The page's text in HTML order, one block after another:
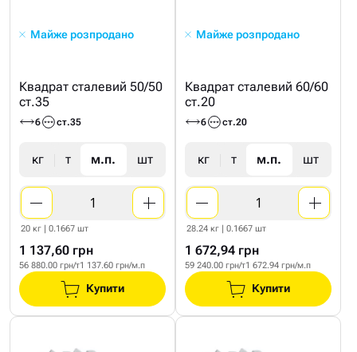
Майже розпродано
Квадрат сталевий 50/50
ст.35
6 ст.35
кг т м.п. шт
20 кг | 0.1667 шт
1 137,60 грн
56 880.00 грн/т1 137.60 грн/м.п
Купити
Майже розпродано
Квадрат сталевий 60/60
ст.20
6 ст.20
кг т м.п. шт
28.24 кг | 0.1667 шт
1 672,94 грн
59 240.00 грн/т1 672.94 грн/м.п
Купити